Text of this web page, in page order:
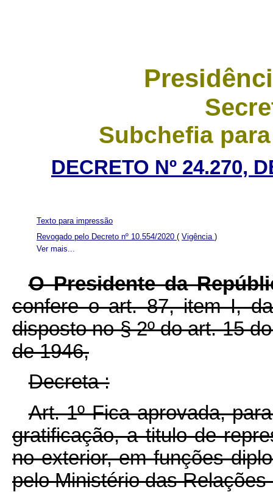
Subchefia
DECRETO Nº 24.270,
Ver mais...
Texto para impressão
Revogado pelo Decreto nº 10.554/2020 ( Vigência )
O Presidente da
confere o art. 87, item I,
disposto no § 2º do art. 15
de 1946,
Decreta :
Art. 1º Fica aprovada,
gratificação, a titulo de
no exterior, em funções
pelo Ministério das